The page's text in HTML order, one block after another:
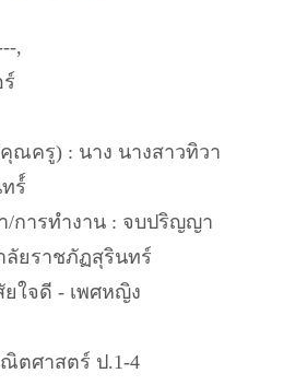
,
ณครู) : นาง นางสาวทิวา
ร์์
/การทำงาน : จบปริญญา
ลัยราชภัฏสุรินทร์
ยใจดี - เพศหญิง
ตศาสตร์ ป.1-4